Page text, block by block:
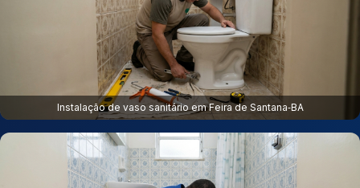
Instalação de vaso sanitário em Feira de Santana‑BA